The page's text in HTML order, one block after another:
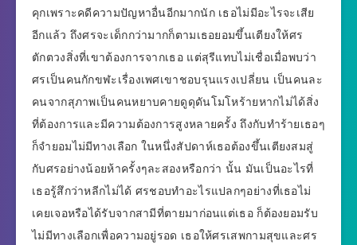
คุกเพราะคดีความปัญหาอื่นอีกมากนัก เธอไม่มีอะไรจะเสีย
อีกแล้ว ถึงศรจะเด็กกว่ามากก็ตามเธอยอมขึ้นเตียงให้ศร
ตักตวงสิ่งที่เขาต้องการจากเธอ แต่สุรีแทบไม่เชื่อเมื่อพบว่า
ศรเป็นคนกักขฬะเรื่องเพศเขาชอบรุนแรงเปลี่ยน เป็นคนละ
คนจากสุภาพเป็นคนหยาบคายดูดุดันโมโหร้ายหากไม่ได้สิ่ง
ที่ต้องการและมีความต้องการสูงหลายครั้ง ถึงกับทำร้ายเธอๆ
ก็จำยอมไม่มีทางเลือก ในหนึ่งสัปดาห์เธอต้องขึ้นเตียงสมสู่
กับศรอย่างน้อยห้าครั้งๆละสองหรือกว่า นั้น มันเป็นอะไรที่
เธอรู้สึกว่าหลีกไม่ได้ ศรชอบทำอะไรแปลกๆอย่างที่เธอไม่
เคยเจอหรือได้รับจากสามีที่ตายมาก่อนแต่เธอ ก็ต้องยอมรับ
ไม่มีทางเลือกเพื่อความอยู่รอด เธอให้ศรเสพกามสุขและศร